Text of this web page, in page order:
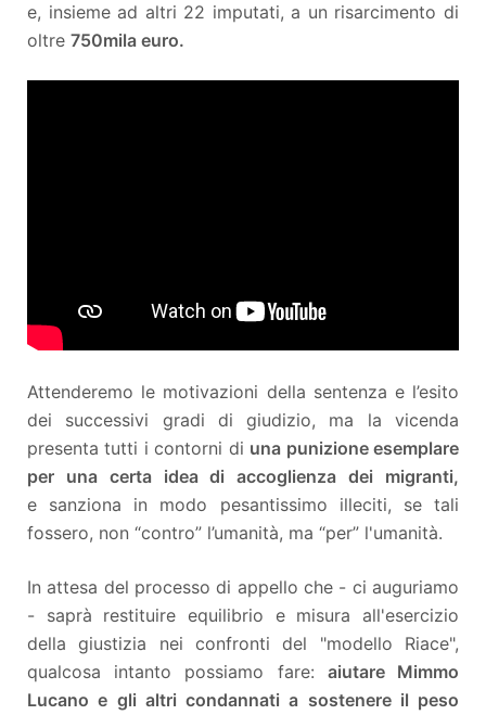
e, insieme ad altri 22 imputati, a un risarcimento di
oltre 750mila euro.
Attenderemo le motivazioni della sentenza e l’esito
dei successivi gradi di giudizio, ma la vicenda
presenta tutti i contorni di una punizione esemplare
per una certa idea di accoglienza dei migranti,
e sanziona in modo pesantissimo illeciti, se tali
fossero, non “contro” l’umanità, ma “per” l'umanità.
In attesa del processo di appello che - ci auguriamo
- saprà restituire equilibrio e misura all'esercizio
della giustizia nei confronti del "modello Riace",
qualcosa intanto possiamo fare: aiutare Mimmo
Lucano e gli altri condannati a sostenere il peso